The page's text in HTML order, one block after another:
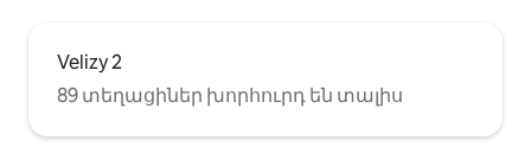
Velizy 2
89 տեղացիներ խորհուրդ են տալիս